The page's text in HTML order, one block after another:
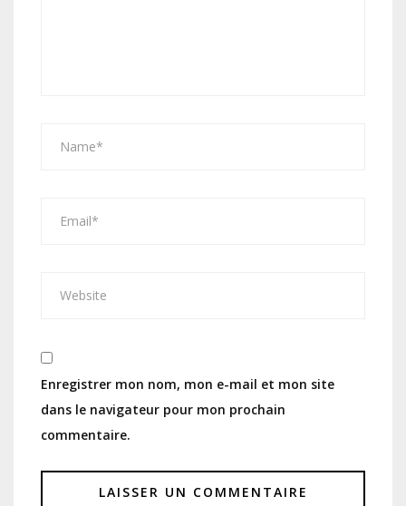
Enregistrer mon nom, mon e-mail et mon site
dans le navigateur pour mon prochain
commentaire.